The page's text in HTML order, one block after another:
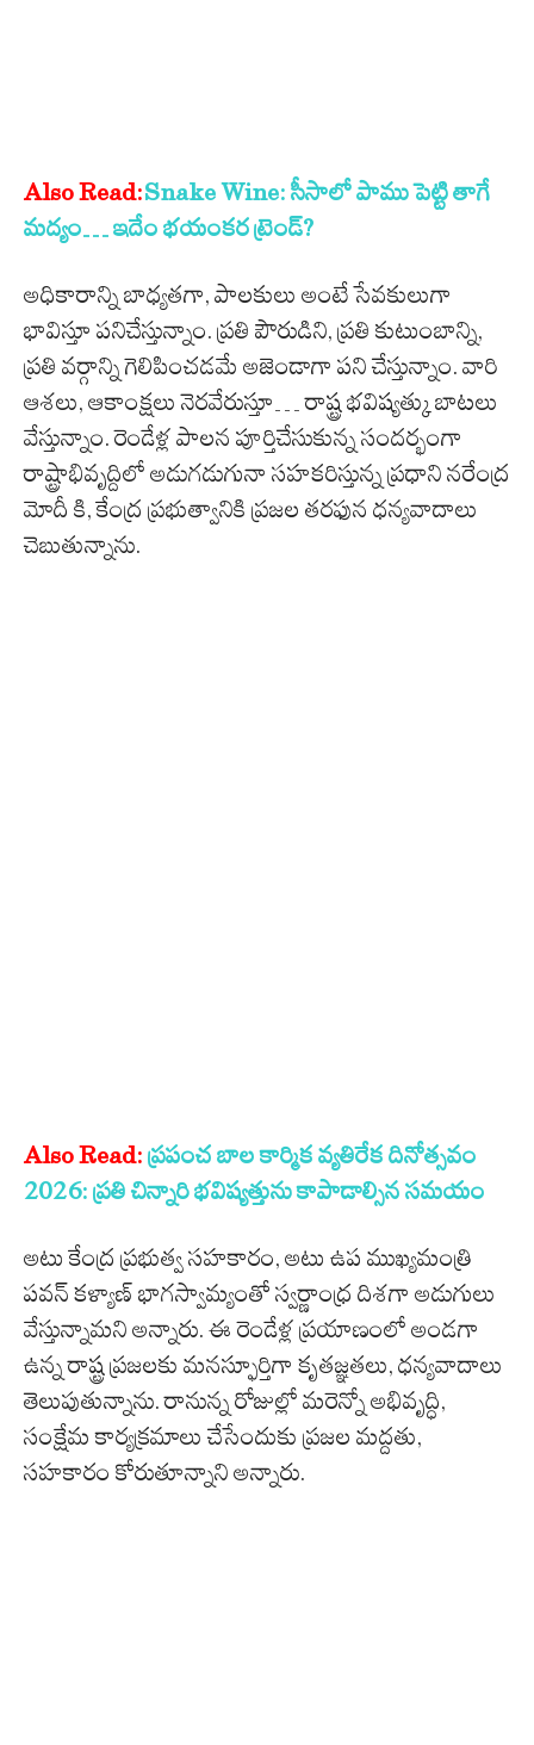
Also Read:Snake Wine: సీసాలో పాము పెట్టి తాగే
మద్యం… ఇదేం భయంకర ట్రెండ్?
అధికారాన్ని బాధ్యతగా, పాలకులు అంటే సేవకులుగా
భావిస్తూ పనిచేస్తున్నాం. ప్రతి పౌరుడిని, ప్రతి కుటుంబాన్ని,
ప్రతి వర్గాన్ని గెలిపించడమే అజెండాగా పని చేస్తున్నాం. వారి
ఆశలు, ఆకాంక్షలు నెరవేరుస్తూ… రాష్ట్ర భవిష్యత్కు బాటలు
వేస్తున్నాం. రెండేళ్ల పాలన పూర్తిచేసుకున్న సందర్భంగా
రాష్ట్రాభివృద్దిలో అడుగడుగునా సహకరిస్తున్న ప్రధాని నరేంద్ర
మోదీ కి, కేంద్ర ప్రభుత్వానికి ప్రజల తరఫున ధన్యవాదాలు
చెబుతున్నాను.
Also Read: ప్రపంచ బాల కార్మిక వ్యతిరేక దినోత్సవం
2026: ప్రతి చిన్నారి భవిష్యత్తును కాపాడాల్సిన సమయం
అటు కేంద్ర ప్రభుత్వ సహకారం, అటు ఉప ముఖ్యమంత్రి
పవన్ కళ్యాణ్ భాగస్వామ్యంతో స్వర్ణాంధ్ర దిశగా అడుగులు
వేస్తున్నామని అన్నారు. ఈ రెండేళ్ల ప్రయాణంలో అండగా
ఉన్న రాష్ట్ర ప్రజలకు మనస్ఫూర్తిగా కృతజ్ఞతలు, ధన్యవాదాలు
తెలుపుతున్నాను. రానున్న రోజుల్లో మరెన్నో అభివృద్ధి,
సంక్షేమ కార్యక్రమాలు చేసేందుకు ప్రజల మద్దతు,
సహకారం కోరుతూన్నాని అన్నారు.